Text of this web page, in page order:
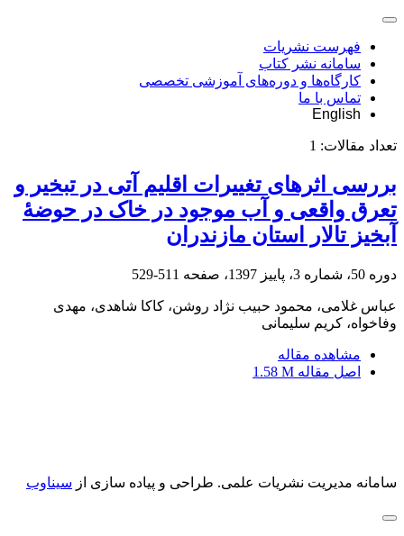
فهرست نشریات
سامانه نشر کتاب
کارگاه‌ها و دوره‌های آموزشی تخصصی
تماس با ما
English
تعداد مقالات: 1
بررسی اثرهای تغییرات اقلیم آتی در تبخیر و
تعرق واقعی و آب موجود در خاک در حوضۀ
آبخیز تالار استان مازندران
دوره 50، شماره 3، پاییز 1397، صفحه 511-529
عباس غلامی، محمود حبیب نژاد روشن، کاکا شاهدی، مهدی
وفاخواه، کریم سلیمانی
مشاهده مقاله
اصل مقاله 1.58 M
سامانه مدیریت نشریات علمی. طراحی و پیاده سازی از سیناوب